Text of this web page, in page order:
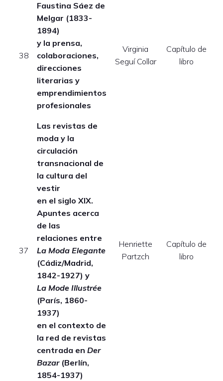
38
Faustina Sáez de
Melgar (1833-
1894)
y la prensa,
colaboraciones,
direcciones
literarias y
emprendimientos
profesionales
Virginia
Seguí Collar
Capítulo de
libro
37
Las revistas de
moda y la
circulación
transnacional de
la cultura del
vestir
en el siglo XIX.
Apuntes acerca
de las
relaciones entre
La Moda Elegante
(Cádiz/Madrid,
1842-1927) y
La Mode Illustrée
(París, 1860-
1937)
en el contexto de
la red de revistas
centrada en Der
Bazar (Berlín,
1854-1937)
Henriette
Partzch
Capítulo de
libro